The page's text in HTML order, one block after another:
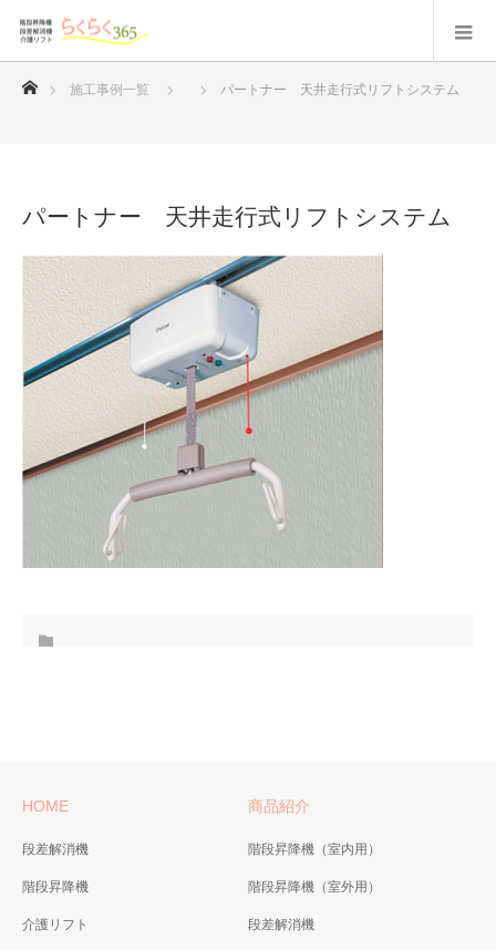
ホーム
施工事例一覧 パートナー 天井走行式リフトシステム
パートナー 天井走行式リフトシステム
HOME
段差解消機
階段昇降機
介護リフト
商品紹介
階段昇降機（室内用）
階段昇降機（室外用）
段差解消機